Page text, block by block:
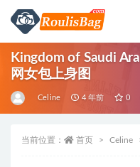
Kingdom of Saudi
网女包上身图
Celine 4 年前 0
当前位置： 首页 Celine